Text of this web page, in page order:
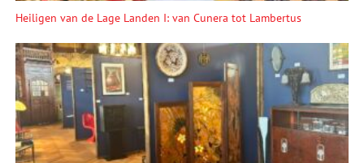
Heiligen van de Lage Landen I: van Cunera tot Lambertus